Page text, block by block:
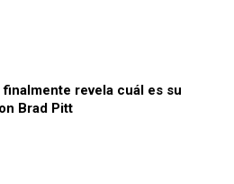
finalmente revela cuál es su
Brad Pitt